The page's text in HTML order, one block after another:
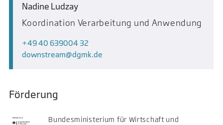
Nadine Ludzay
Koordination Verarbeitung und Anwendung
+49 40 639004 32
downstream
dgmk.de
Förderung
Bundesministerium für Wirtschaft und